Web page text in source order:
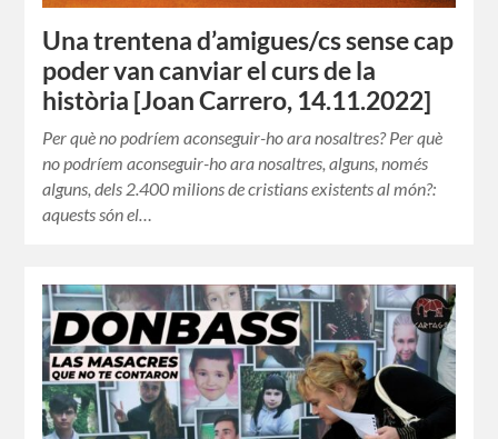
Una trentena d’amigues/cs sense cap
poder van canviar el curs de la
història [Joan Carrero, 14.11.2022]
Per què no podríem aconseguir-ho ara nosaltres? Per què
no podríem aconseguir-ho ara nosaltres, alguns, només
alguns, dels 2.400 milions de cristians existents al món?:
aquests són el…